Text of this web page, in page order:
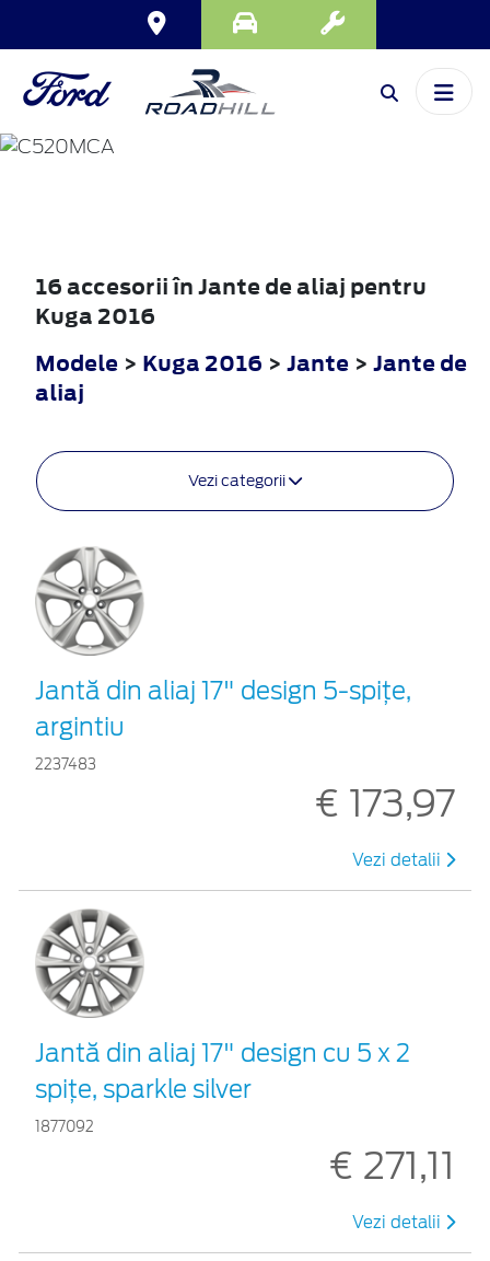
KUGA
16 accesorii în Jante de aliaj pentru
Kuga 2016
Modele > Kuga 2016 > Jante > Jante de
aliaj
Vezi categorii
Jantă din aliaj 17" design 5-spiţe,
argintiu
2237483
€ 173,97
Vezi detalii
Jantă din aliaj 17" design cu 5 x 2
spiţe, sparkle silver
1877092
€ 271,11
Vezi detalii